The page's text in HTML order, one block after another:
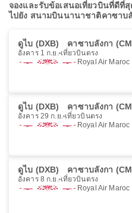
จองและรับข้อเสนอเที่ยวบินที่ดีที่
ไปยัง สนามบินนานาชาติคาซาบ
ดูไบ (DXB) คาซาบลังกา
อังคาร 1 ก.ย. เที่ยวบินตรง
Royal Air Maroc
ดูไบ (DXB) คาซาบลังกา
อังคาร 29 ก.ย. เที่ยวบินตรง
Royal Air Maroc
ดูไบ (DXB) คาซาบลังกา
อังคาร 8 ก.ย. เที่ยวบินตรง
Royal Air Maroc